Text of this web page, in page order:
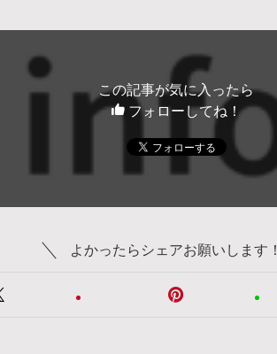
この記事が気に入ったら
フォローしてね！
よかったらシェアお願いします！